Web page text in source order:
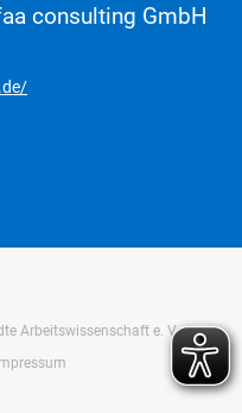
consulting GmbH
Arbeitswissenschaft e. V.